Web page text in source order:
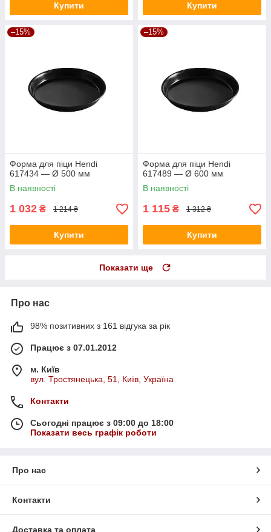
Купити Купити
–15%
Форма для піци Hendi
617434 — Ø 500 мм
В наявності
1 032 ₴ 1 214 ₴
Купити
–15%
Форма для піци Hendi
617489 — Ø 600 мм
В наявності
1 115 ₴ 1 312 ₴
Купити
Показати ще
Про нас
98% позитивних з 161 відгука за рік
Працює з 07.01.2012
м. Київ
вул. Тростянецька, 51, Київ, Україна
Контакти
Сьогодні працює з 09:00 до 18:00
Показати весь графік роботи
Про нас
Контакти
Доставка та оплата